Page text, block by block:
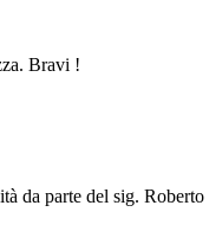
Bravi !
da parte del sig.